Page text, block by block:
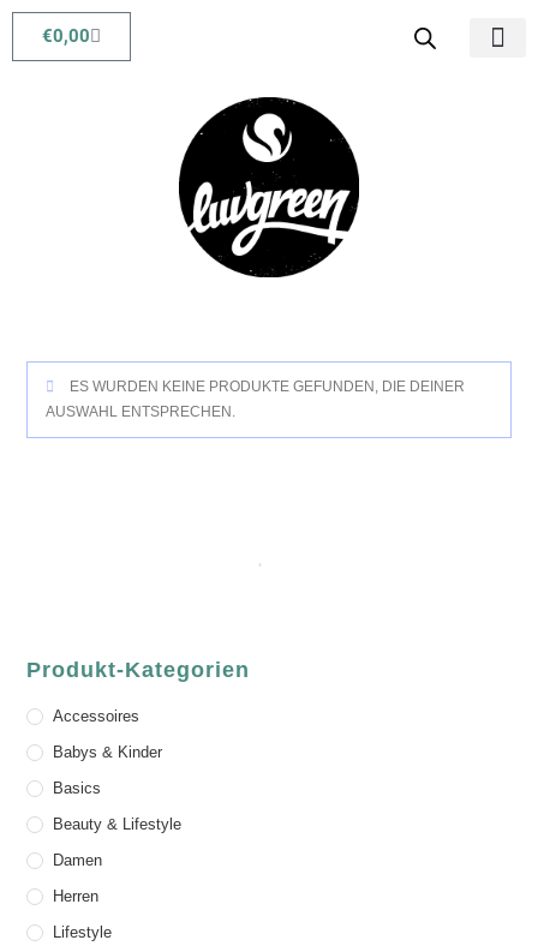
€0,00
ES WURDEN KEINE PRODUKTE GEFUNDEN, DIE DEINER
AUSWAHL ENTSPRECHEN.
Produkt-Kategorien
Accessoires
Babys & Kinder
Basics
Beauty & Lifestyle
Damen
Herren
Lifestyle